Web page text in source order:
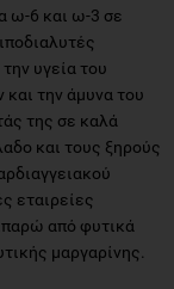
ω-6 και ω-3 σε
την υγεία του
την άμυνα του
της σε καλά
και τους ξηρούς
εταιρείες
από φυτικά
μαργαρίνης.